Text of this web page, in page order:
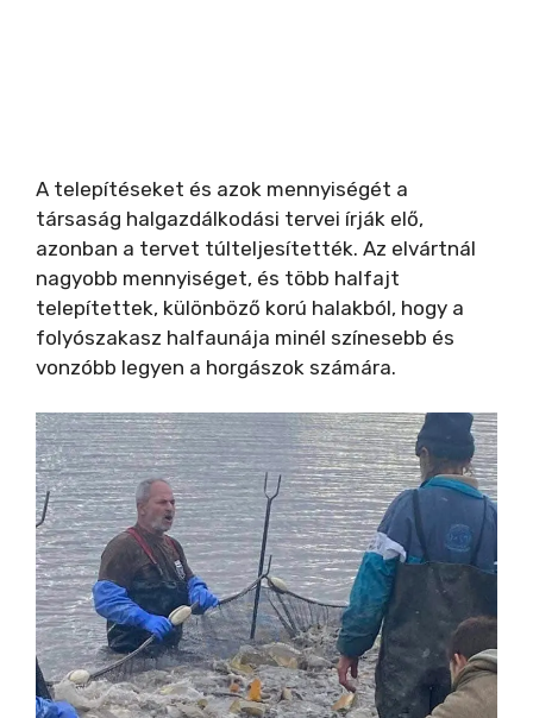
A telepítéseket és azok mennyiségét a
társaság halgazdálkodási tervei írják elő,
azonban a tervet túlteljesítették. Az elvártnál
nagyobb mennyiséget, és több halfajt
telepítettek, különböző korú halakból, hogy a
folyószakasz halfaunája minél színesebb és
vonzóbb legyen a horgászok számára.